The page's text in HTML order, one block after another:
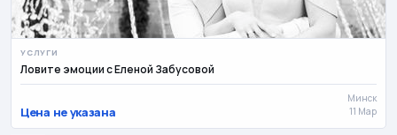
УСЛУГИ
Ловите эмоции с Еленой Забусовой
Цена не указана
Минск
11 Мар